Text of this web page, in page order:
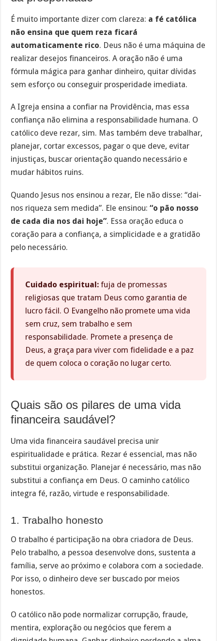
É muito importante dizer com clareza: a fé católica
não ensina que quem reza ficará
automaticamente rico. Deus não é uma máquina de
realizar desejos financeiros. A oração não é uma
fórmula mágica para ganhar dinheiro, quitar dívidas
sem esforço ou conseguir prosperidade imediata.
A Igreja ensina a confiar na Providência, mas essa
confiança não elimina a responsabilidade humana. O
católico deve rezar, sim. Mas também deve trabalhar,
planejar, cortar excessos, pagar o que deve, evitar
injustiças, buscar orientação quando necessário e
mudar hábitos ruins.
Quando Jesus nos ensinou a rezar, Ele não disse: “dai-
nos riqueza sem medida”. Ele ensinou:“o pão nosso
de cada dia nos dai hoje”. Essa oração educa o
coração para a confiança, a simplicidade e a gratidão
pelo necessário.
Cuidado espiritual: fuja de promessas
religiosas que tratam Deus como garantia de
lucro fácil. O Evangelho não promete uma vida
sem cruz, sem trabalho e sem
responsabilidade. Promete a presença de
Deus, a graça para viver com fidelidade e a paz
de quem coloca o coração no lugar certo.
Quais são os pilares de uma vida
financeira saudável?
Uma vida financeira saudável precisa unir
espiritualidade e prática. Rezar é essencial, mas não
substitui organização. Planejar é necessário, mas não
substitui a confiança em Deus. O caminho católico
integra fé, razão, virtude e responsabilidade.
1. Trabalho honesto
O trabalho é participação na obra criadora de Deus.
Pelo trabalho, a pessoa desenvolve dons, sustenta a
família, serve ao próximo e colabora com a sociedade.
Por isso, o dinheiro deve ser buscado por meios
honestos.
O católico não pode normalizar corrupção, fraude,
mentira, exploração ou negócios que ferem a